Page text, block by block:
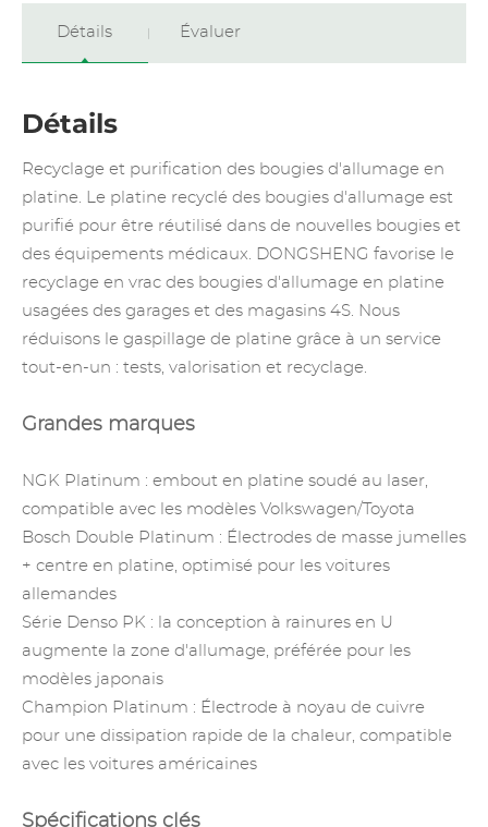
Détails Évaluer
Détails
Recyclage et purification des bougies d'allumage en
platine. Le platine recyclé des bougies d'allumage est
purifié pour être réutilisé dans de nouvelles bougies et
des équipements médicaux. DONGSHENG favorise le
recyclage en vrac des bougies d'allumage en platine
usagées des garages et des magasins 4S. Nous
réduisons le gaspillage de platine grâce à un service
tout-en-un : tests, valorisation et recyclage.
Grandes marques
NGK Platinum : embout en platine soudé au laser,
compatible avec les modèles Volkswagen/Toyota
Bosch Double Platinum : Électrodes de masse jumelles
+ centre en platine, optimisé pour les voitures
allemandes
Série Denso PK : la conception à rainures en U
augmente la zone d'allumage, préférée pour les
modèles japonais
Champion Platinum : Électrode à noyau de cuivre
pour une dissipation rapide de la chaleur, compatible
avec les voitures américaines
Spécifications clés